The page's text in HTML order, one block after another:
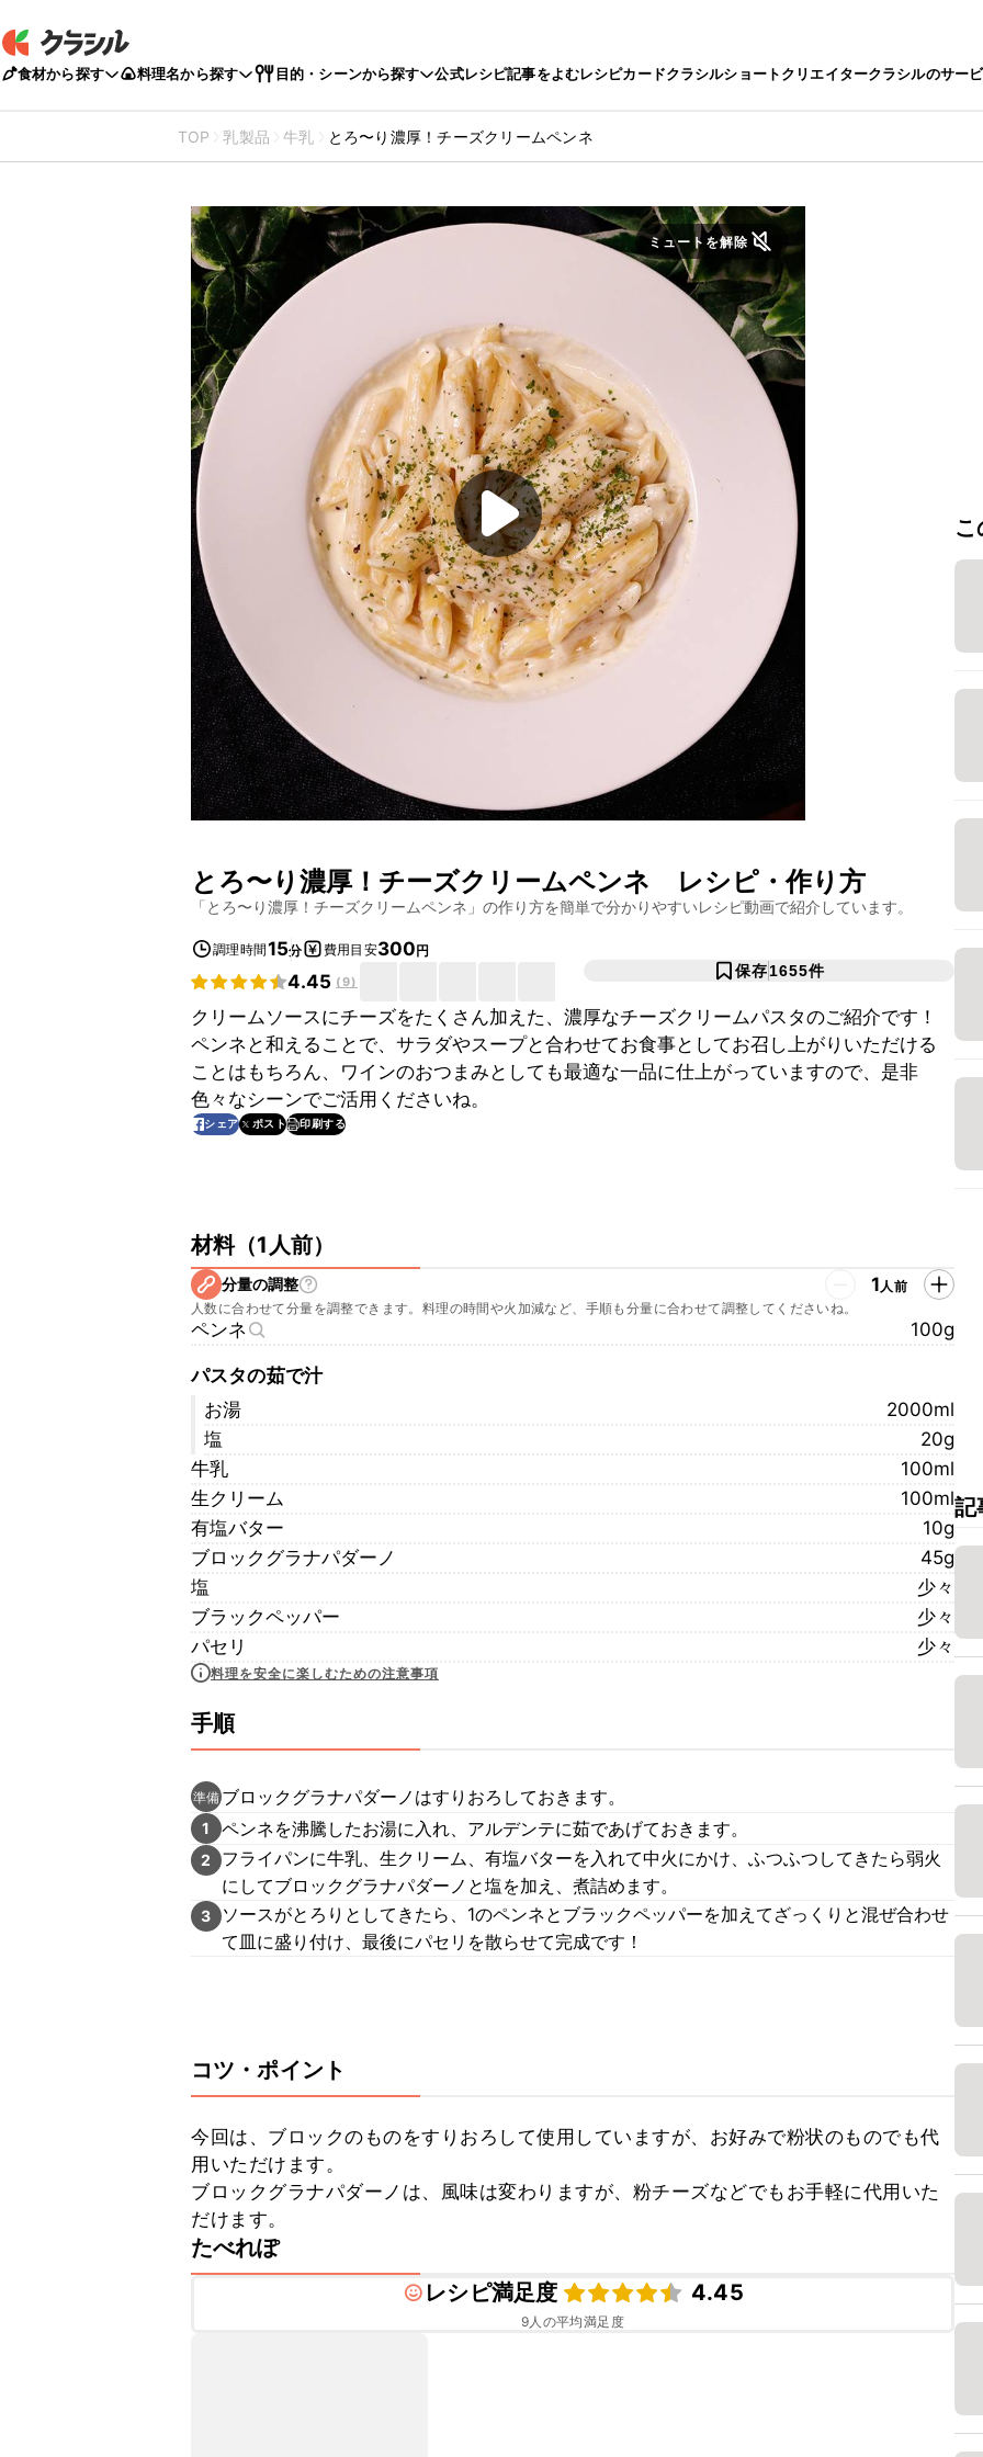
食材から探す 料理名から探す 目的・シーンから探す 公式レシピ記事をよむレシピカードクラシルショートクリエイタークラシルのサー
TOP 乳製品 牛乳 とろ〜り濃厚！チーズクリームペンネ
ミュートを解除
とろ〜り濃厚！チーズクリームペンネ レシピ・作り方
「とろ〜り濃厚！チーズクリームペンネ 」の作り方を簡単で分かりやすいレシピ動画で紹介しています。
調理時間15分 費用目安300円
4.45 (9)
保存1655件
クリームソースにチーズをたくさん加えた、濃厚なチーズクリームパスタのご紹介です！
ペンネと和えることで、サラダやスープと合わせてお食事としてお召し上がりいただける
ことはもちろん、ワインのおつまみとしても最適な一品に仕上がっていますので、是非
色々なシーンでご活用くださいね。
シェア ポスト 印刷する
材料（1人前）
分量の調整 1人前
人数に合わせて分量を調整できます。料理の時間や火加減など、手順も分量に合わせて調整してくださいね。
ペンネ 100g
パスタの茹で汁
お湯
2000ml
塩
20g
牛乳
100ml
生クリーム
100ml
有塩バター
10g
ブロックグラナパダーノ
45g
塩
少々
ブラックペッパー
少々
パセリ
少々
料理を安全に楽しむための注意事項
手順
準備 ブロックグラナパダーノはすりおろしておきます。
1 ペンネを沸騰したお湯に入れ、アルデンテに茹であげておきます。
2
フライパンに牛乳、生クリーム、有塩バターを入れて中火にかけ、ふつふつしてきたら弱火
にしてブロックグラナパダーノと塩を加え、煮詰めます。
3
ソースがとろりとしてきたら、1のペンネとブラックペッパーを加えてざっくりと混ぜ合わせ
て皿に盛り付け、最後にパセリを散らせて完成です！
コツ・ポイント
今回は、ブロックのものをすりおろして使用していますが、お好みで粉状のものでも代
用いただけます。
ブロックグラナパダーノは、風味は変わりますが、粉チーズなどでもお手軽に代用いた
だけます。
たべれぽ
レシピ満足度
4.45
9人の平均満足度
記